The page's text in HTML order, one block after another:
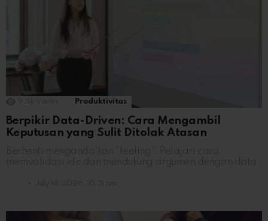
Produktivitas
Berpikir Data-Driven: Cara Mengambil
Keputusan yang Sulit Ditolak Atasan
Berhenti mengandalkan “feeling”. Pelajari cara
memvalidasi ide dan mendukung argumen dengan data.